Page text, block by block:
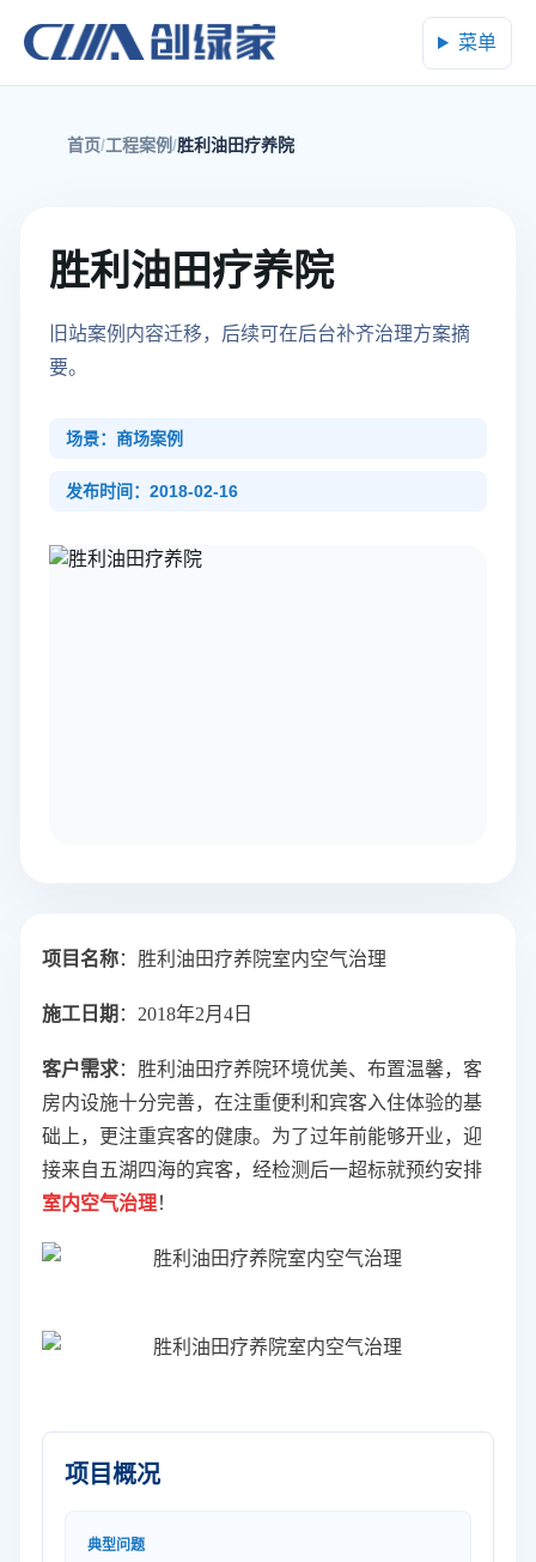
菜单
首页 工程案例 胜利油田疗养院
胜利油田疗养院
旧站案例内容迁移，后续可在后台补齐治理方案摘
要。
场景：商场案例
发布时间：2018-02-16
项目名称： 胜利油田疗养院室内空气治理
施工日期 ：2018年2月4日
客户需求：胜利油田疗养院环境优美、布置温馨，客
房内设施十分完善，在注重便利和宾客入住体验的基
础上，更注重宾客的健康。为了过年前能够开业，迎
接来自五湖四海的宾客，经检测后一超标就预约安排
室内空气治理！
项目概况
典型问题